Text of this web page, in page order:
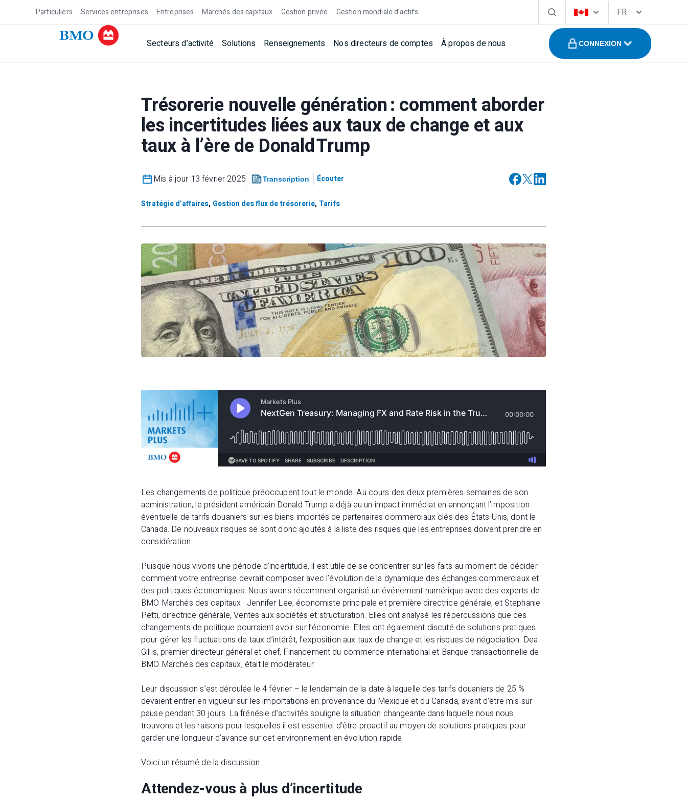
Particuliers Services entreprises Entreprises Marchés des capitaux Gestion privée Gestion mondiale d’actifs FR
Secteurs d’activité Solutions Renseignements Nos directeurs de comptes À propos de nous CONNEXION
Trésorerie nouvelle génération : comment aborder
les incertitudes liées aux taux de change et aux
taux à l’ère de Donald Trump
Mis à jour 13 février 2025 Transcription Écouter
Stratégie d’affaires, Gestion des flux de trésorerie, Tarifs
​Les changements de politique préoccupent tout le monde. Au cours des deux premières semaines de son
administration, le président américain Donald Trump a déjà eu un impact immédiat en annonçant l’imposition
éventuelle de tarifs douaniers sur les biens importés de partenaires commerciaux clés des États-Unis, dont le
Canada. De nouveaux risques se sont donc ajoutés à la liste des risques que les entreprises doivent prendre en
considération.
Puisque nous vivons une période d’incertitude, il est utile de se concentrer sur les faits au moment de décider
comment votre entreprise devrait composer avec l’évolution de la dynamique des échanges commerciaux et
des politiques économiques. Nous avons récemment organisé un événement numérique avec des experts de
BMO Marchés des capitaux : Jennifer Lee, économiste principale et première directrice générale, et Stephanie
Petti, directrice générale, Ventes aux sociétés et structuration. Elles ont analysé les répercussions que ces
changements de politique pourraient avoir sur l’économie. Elles ont également discuté de solutions pratiques
pour gérer les fluctuations de taux d’intérêt, l’exposition aux taux de change et les risques de négociation. Dea
Gillis, premier directeur général et chef, Financement du commerce international et Banque transactionnelle de
BMO Marchés des capitaux, était le modérateur.
Leur discussion s’est déroulée le 4 février – le lendemain de la date à laquelle des tarifs douaniers de 25 %
devaient entrer en vigueur sur les importations en provenance du Mexique et du Canada, avant d’être mis sur
pause pendant 30 jours. La frénésie d’activités souligne la situation changeante dans laquelle nous nous
trouvons et les raisons pour lesquelles il est essentiel d’être proactif au moyen de solutions pratiques pour
garder une longueur d’avance sur cet environnement en évolution rapide.
Voici un résumé de la discussion.
Attendez-vous à plus d’incertitude